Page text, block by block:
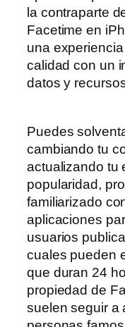
la contraparte
Facetime en
una
calidad con un
datos y
Puedes
cambiando tu
actualizando tu
popularidad,
familiarizado
aplicaciones
usuarios
cuales pueden
que duran 24
propiedad de
suelen seguir a